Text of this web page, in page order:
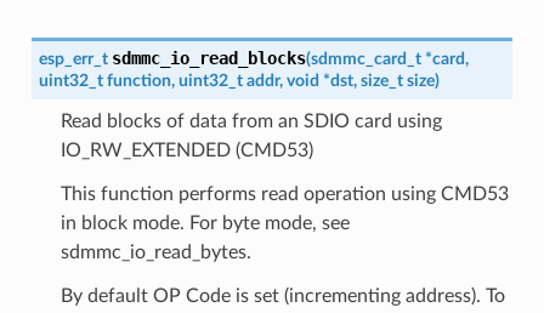
esp_err_t sdmmc_io_read_blocks(sdmmc_card_t *card,
uint32_t function, uint32_t addr, void *dst, size_t size)
Read blocks of data from an SDIO card using
IO_RW_EXTENDED (CMD53)
This function performs read operation using CMD53
in block mode. For byte mode, see
sdmmc_io_read_bytes.
By default OP Code is set (incrementing address). To